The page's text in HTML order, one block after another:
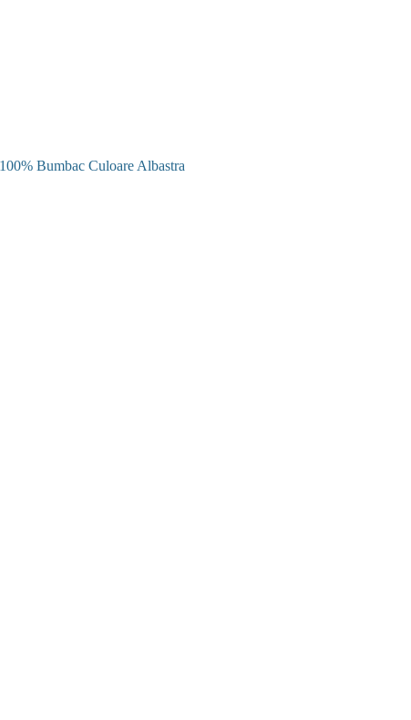
Bumbac Culoare Albastra